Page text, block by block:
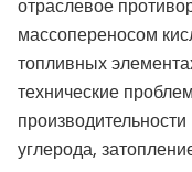
отраслевое
массопереносом
топливных
технические
углерода,